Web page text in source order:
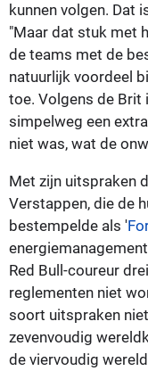
kunnen volgen. Dat
"Maar dat stuk met
de teams met de
natuurlijk voordeel
toe. Volgens de Brit
simpelweg een
niet was, wat de
Met zijn uitspraken
Verstappen, die de
bestempelde als '
Red Bull-coureur
reglementen niet
soort uitspraken
zevenvoudig
de viervoudig